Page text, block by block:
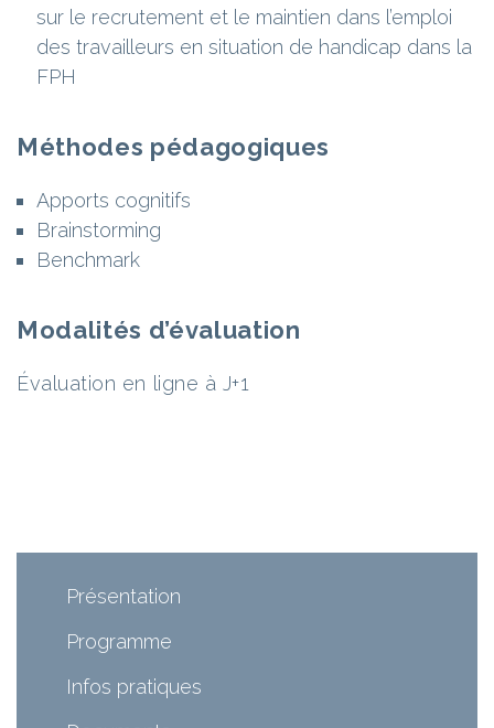
sur le recrutement et le maintien dans l’emploi
des travailleurs en situation de handicap dans la
FPH
Méthodes pédagogiques
Apports cognitifs
Brainstorming
Benchmark
Modalités d’évaluation
Évaluation en ligne à J+1
Présentation
Programme
Infos pratiques